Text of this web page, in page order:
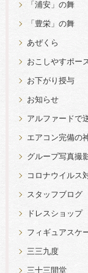
「浦安」の舞
「豊栄」の舞
あぜくら
おこしやすポー
お下がり授与
お知らせ
アルファードで
エアコン完備の
グループ写真撮
コロナウイルス
スタッフブログ
ドレスショップ
フィギュアスケ
三三九度
三十三間堂